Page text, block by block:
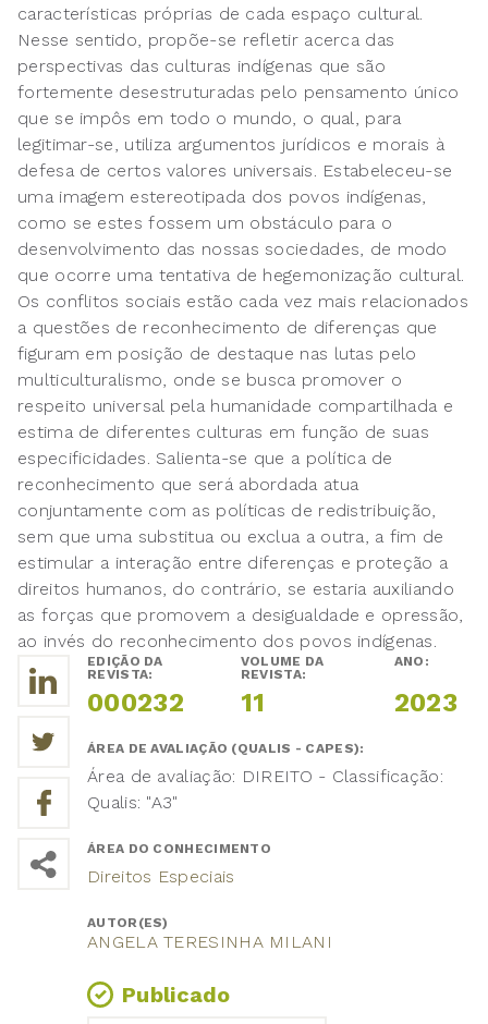
características próprias de cada espaço cultural.
Nesse sentido, propõe-se refletir acerca das
perspectivas das culturas indígenas que são
fortemente desestruturadas pelo pensamento único
que se impôs em todo o mundo, o qual, para
legitimar-se, utiliza argumentos jurídicos e morais à
defesa de certos valores universais. Estabeleceu-se
uma imagem estereotipada dos povos indígenas,
como se estes fossem um obstáculo para o
desenvolvimento das nossas sociedades, de modo
que ocorre uma tentativa de hegemonização cultural.
Os conflitos sociais estão cada vez mais relacionados
a questões de reconhecimento de diferenças que
figuram em posição de destaque nas lutas pelo
multiculturalismo, onde se busca promover o
respeito universal pela humanidade compartilhada e
estima de diferentes culturas em função de suas
especificidades. Salienta-se que a política de
reconhecimento que será abordada atua
conjuntamente com as políticas de redistribuição,
sem que uma substitua ou exclua a outra, a fim de
estimular a interação entre diferenças e proteção a
direitos humanos, do contrário, se estaria auxiliando
as forças que promovem a desigualdade e opressão,
ao invés do reconhecimento dos povos indígenas.
EDIÇÃO DA
REVISTA:
000232
VOLUME DA
REVISTA:
11
ANO:
2023
ÁREA DE AVALIAÇÃO (QUALIS - CAPES):
Área de avaliação: DIREITO - Classificação:
Qualis: "A3"
ÁREA DO CONHECIMENTO
Direitos Especiais
AUTOR(ES)
ANGELA TERESINHA MILANI
Publicado